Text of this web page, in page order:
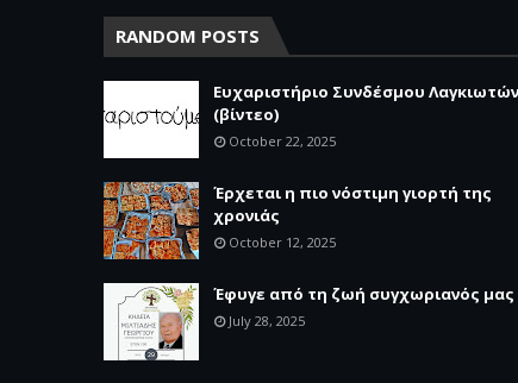
RANDOM POSTS
Ευχαριστήριο Συνδέσμου Λαγκιωτών
(βίντεο)
October 22, 2025
Έρχεται η πιο νόστιμη γιορτή της
χρονιάς
October 12, 2025
Έφυγε από τη ζωή συγχωριανός μας
July 28, 2025